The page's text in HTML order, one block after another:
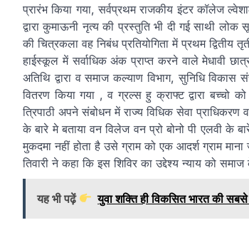
प्रारंभ किया गया, सर्वप्रथम राजकीय इंटर कॉलेज
द्वारा कुमाऊनी नृत्य की प्रस्तुति भी दी गई साथी लोक
की चित्रकला वह निबंध प्रतियोगिता में प्रथम
हाईस्कूल में सर्वाधिक अंक प्राप्त करने वाले मेधावी
अतिथि द्वारा व समाज कल्याण विभाग, सुनिधि विकास
वितरण किया गया , व ग्रल्स हु क्राफ्ट द्वारा बच्चो
त्रिपाठी अपने संबोधन में राज्य विधिक सेवा
के बारे मे बताया वन विलेज वन प्रो बोनो पी एलवी के
मुकदमा नहीं होता है उसे ग्राम को एक आदर्श ग्राम
तिवारी ने कहा कि इस शिविर का उद्देश्य न्याय को
यह भी पढ़ें युवा शक्ति ही विकसित भारत की